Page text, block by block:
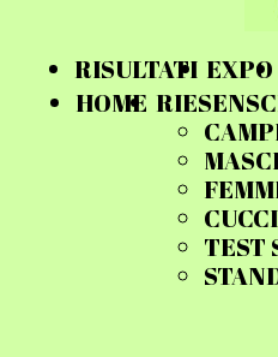
RISULTATI EXPO
HOME
TEST